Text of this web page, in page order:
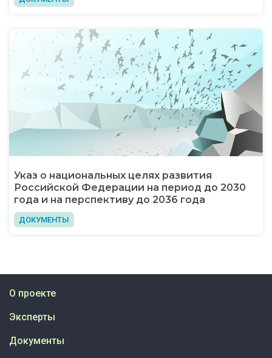
Указ о национальных целях развития
Российской Федерации на период до 2030
года и на перспективу до 2036 года
ДОКУМЕНТЫ
О проекте
Эксперты
Документы